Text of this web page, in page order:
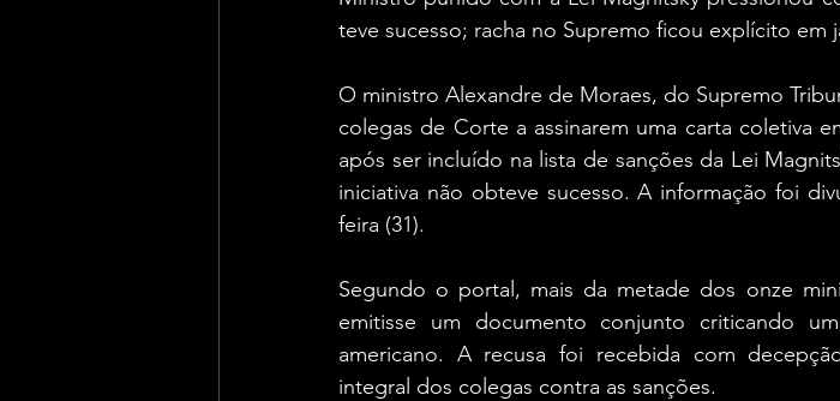
teve sucesso; racha no Supremo ficou explícito em
O ministro Alexandre de Moraes, do Supremo
colegas de Corte a assinarem uma carta coletiva
após ser incluído na lista de sanções da Lei
iniciativa não obteve sucesso. A informação foi
feira (31).
Segundo o portal, mais da metade dos onze
emitisse um documento conjunto criticando
americano. A recusa foi recebida com
integral dos colegas contra as sanções.